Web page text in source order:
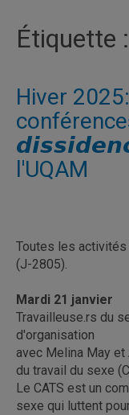
Étiquette :
Hiver
l'UQAM
Toutes les
(J-2805).
Mardi 21 janvier
Travailleuse.rs du
d'organisation
avec Melina May et
du travail du sexe
Le CATS est un
sexe qui luttent